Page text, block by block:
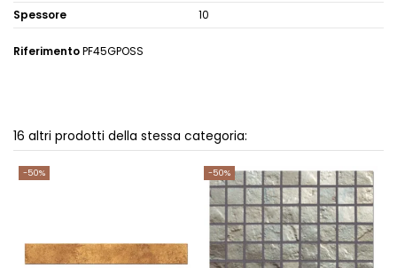
Spessore
10
RiferimentoPF45GPOSS
16 altri prodotti della stessa categoria:
-50% -50%